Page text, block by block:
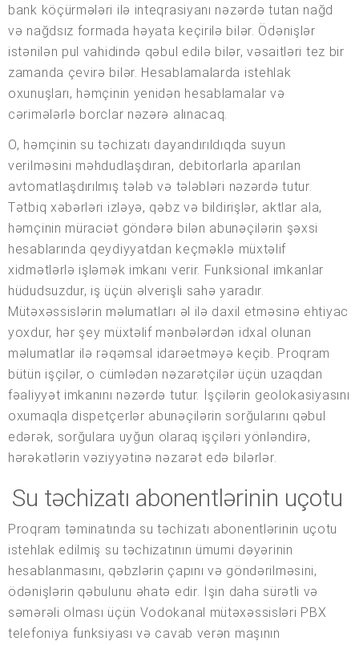
bank köçürmələri ilə inteqrasiyanı nəzərdə tutan nağd
və nağdsız formada həyata keçirilə bilər. Ödənişlər
istənilən pul vahidində qəbul edilə bilər, vəsaitləri tez bir
zamanda çevirə bilər. Hesablamalarda istehlak
oxunuşları, həmçinin yenidən hesablamalar və
cərimələrlə borclar nəzərə alınacaq.
O, həmçinin su təchizatı dayandırıldıqda suyun
verilməsini məhdudlaşdıran, debitorlarla aparılan
avtomatlaşdırılmış tələb və tələbləri nəzərdə tutur.
Tətbiq xəbərləri izləyə, qəbz və bildirişlər, aktlar ala,
həmçinin müraciət göndərə bilən abunəçilərin şəxsi
hesablarında qeydiyyatdan keçməklə müxtəlif
xidmətlərlə işləmək imkanı verir. Funksional imkanlar
hüdudsuzdur, iş üçün əlverişli sahə yaradır.
Mütəxəssislərin məlumatları əl ilə daxil etməsinə ehtiyac
yoxdur, hər şey müxtəlif mənbələrdən idxal olunan
məlumatlar ilə rəqəmsal idarəetməyə keçib. Proqram
bütün işçilər, o cümlədən nəzarətçilər üçün uzaqdan
fəaliyyət imkanını nəzərdə tutur. İşçilərin geolokasiyasını
oxumaqla dispetçerlər abunəçilərin sorğularını qəbul
edərək, sorğulara uyğun olaraq işçiləri yönləndirə,
hərəkətlərin vəziyyətinə nəzarət edə bilərlər.
Su təchizatı abonentlərinin uçotu
Proqram təminatında su təchizatı abonentlərinin uçotu
istehlak edilmiş su təchizatının ümumi dəyərinin
hesablanmasını, qəbzlərin çapını və göndərilməsini,
ödənişlərin qəbulunu əhatə edir. İşin daha sürətli və
səmərəli olması üçün Vodokanal mütəxəssisləri PBX
telefoniya funksiyası və cavab verən maşının